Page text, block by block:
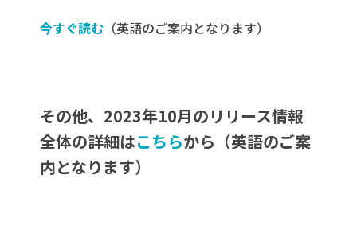
今すぐ読む （英語のご案内となります）
その他、2023年10月のリリース情報
全体の詳細はこちらから（英語のご案
内となります）